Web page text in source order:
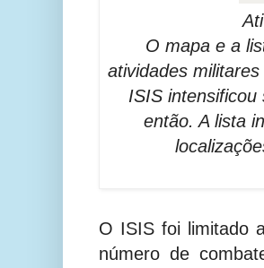
O mapa e a
atividades
ISIS intensificou
então. A lista
O ISIS foi limitado
número de